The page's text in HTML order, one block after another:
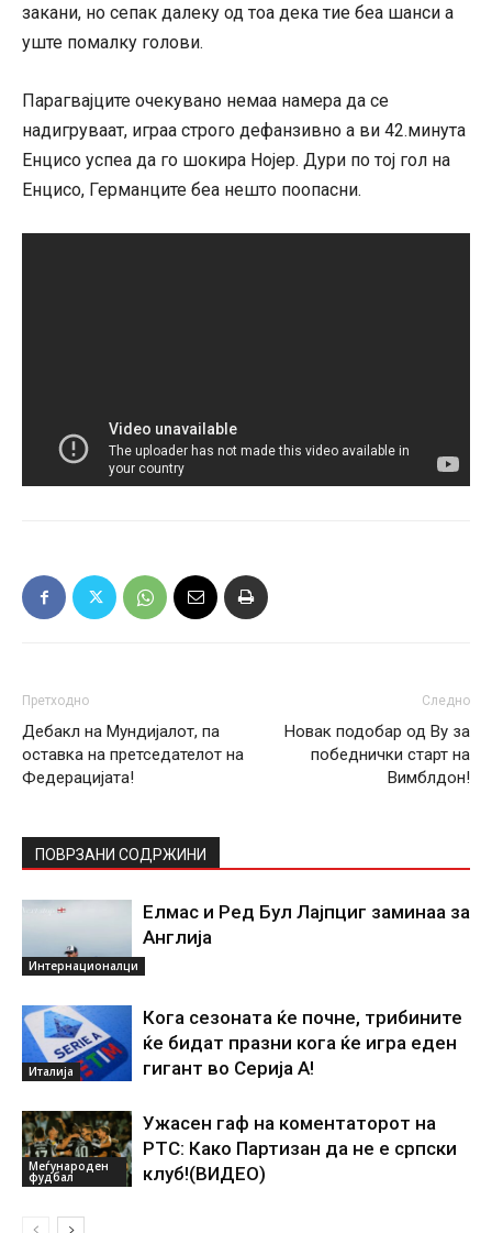
закани, но сепак далеку од тоа дека тие беа шанси а
уште помалку голови.
Парагвајците очекувано немаа намера да се
надигруваат, играа строго дефанзивно а ви 42.минута
Енцисо успеа да го шокира Нојер. Дури по тој гол на
Енцисо, Германците беа нешто поопасни.
Претходно
Дебакл на Мундијалот, па
оставка на претседателот на
Федерацијата!
Следно
Новак подобар од Ву за
победнички старт на
Вимблдон!
ПОВРЗАНИ СОДРЖИНИ
Интернационалци
Елмас и Ред Бул Лајпциг заминаа за
Англија
Италија
Кога сезоната ќе почне, трибините
ќе бидат празни кога ќе игра еден
гигант во Серија А!
Меѓународен
фудбал
Ужасен гаф на коментаторот на
РТС: Како Партизан да не е српски
клуб!(ВИДЕО)